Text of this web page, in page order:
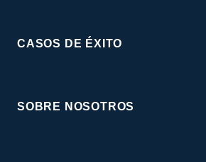
CASOS DE ÉXITO
SOBRE NOSOTROS